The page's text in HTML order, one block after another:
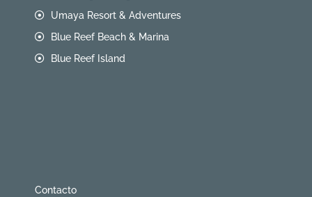
Umaya Resort & Adventures
Blue Reef Beach & Marina
Blue Reef Island
Contacto